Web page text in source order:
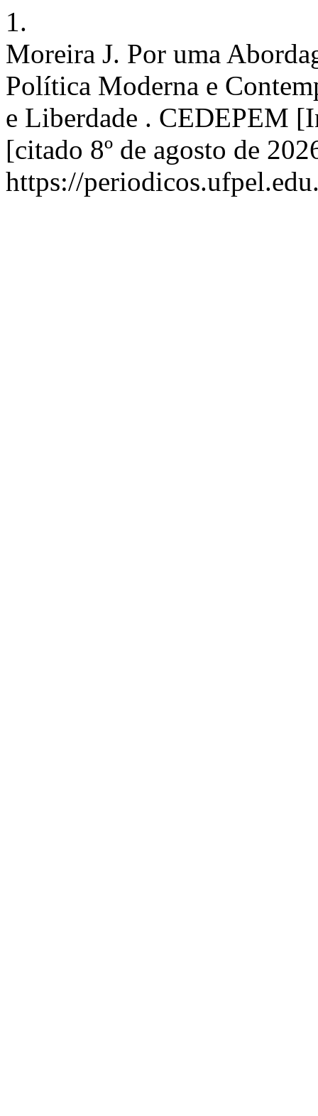
1.
Moreira J. Por uma
Política Moderna e
e Liberdade . CEDEPEM
[citado 8º de agosto de
https://